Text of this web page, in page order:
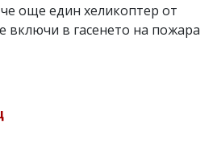
че още един хеликоптер от
включи в гасенето на пожара